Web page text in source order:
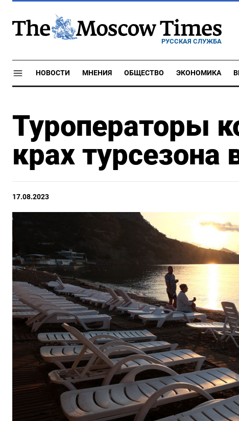
РУССКАЯ СЛУЖБА
НОВОСТИ МНЕНИЯ ОБЩЕСТВО ЭКОНОМИКА
Туроператоры
крах
17.08.2023